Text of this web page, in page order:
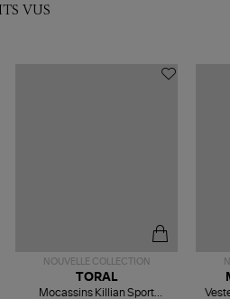
VUS
NOUVELLE COLLECTION
TORAL
Mocassins Killian Sport